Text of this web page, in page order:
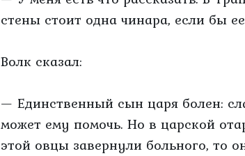
стены стоит одна чинара, если бы
Волк сказал:
— Единственный сын царя болен:
может ему помочь. Но в царской
этой овцы завернули больного, то